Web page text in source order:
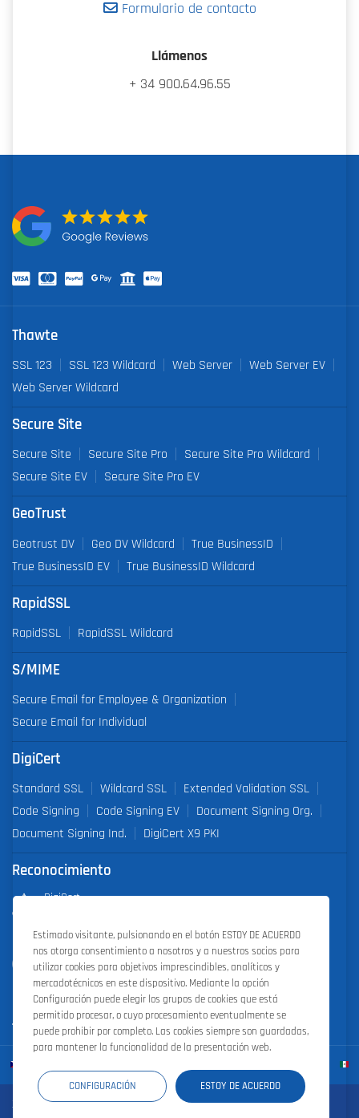
Formulario de contacto
Llámenos
+ 34 900.64.96.55
Thawte
SSL 123 SSL 123 Wildcard Web Server
Web Server EV
Web Server Wildcard
Secure Site
Secure Site Secure Site Pro
Secure Site Pro Wildcard
Secure Site EV
Secure Site Pro EV
GeoTrust
Geotrust DV Geo DV Wildcard
True BusinessID
True BusinessID EV
True BusinessID Wildcard
RapidSSL
RapidSSL RapidSSL Wildcard
S/MIME
Secure Email for Employee & Organization
Secure Email for Individual
DigiCert
Standard SSL Wildcard SSL
Extended Validation SSL
Code Signing
Code Signing EV
Document Signing Org.
Document Signing Ind.
DigiCert X9 PKI
Reconocimiento
DigiCert
Outstanding Sales Performance Award 2018, 2019, 2020, 2021,
2022
Zoner Cloud|Zoner Photo Studio ZONER a.s.
Estimado visitante, pulsionando en el botón ESTOY DE ACUERDO
nos otorga consentimiento a nosotros y a nuestros socios para
utilizar cookies para objetivos imprescindibles, analíticos y
mercadotécnicos en este dispositivo. Mediante la opción
Configuración puede elegir los grupos de cookies que está
permitido procesar, o cuyo procesamiento eventualmente se
puede prohibir por completo. Las cookies siempre son guardadas,
para mantener la funcionalidad de la presentación web.
CONFIGURACIÓN ESTOY DE ACUERDO